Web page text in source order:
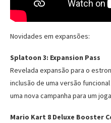
Novidades em expansões:
Splatoon 3: Expansion Pass
Revelada expansão para o
inclusão de uma versão
uma nova campanha para um
Mario Kart 8 Deluxe Booster